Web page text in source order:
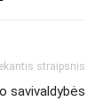
straipsnis
savivaldybės